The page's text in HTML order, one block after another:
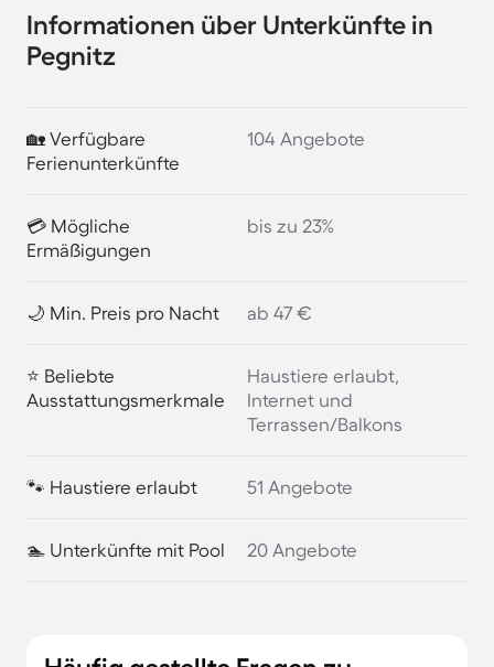
Informationen über Unterkünfte in
Pegnitz
🏡 Verfügbare
Ferienunterkünfte
104 Angebote
💳 Mögliche
Ermäßigungen
bis zu 23%
🌙 Min. Preis pro Nacht ab 47 €
⭐ Beliebte
Ausstattungsmerkmale
Haustiere erlaubt,
Internet und
Terrassen/Balkons
🐾 Haustiere erlaubt 51 Angebote
🏊 Unterkünfte mit Pool 20 Angebote